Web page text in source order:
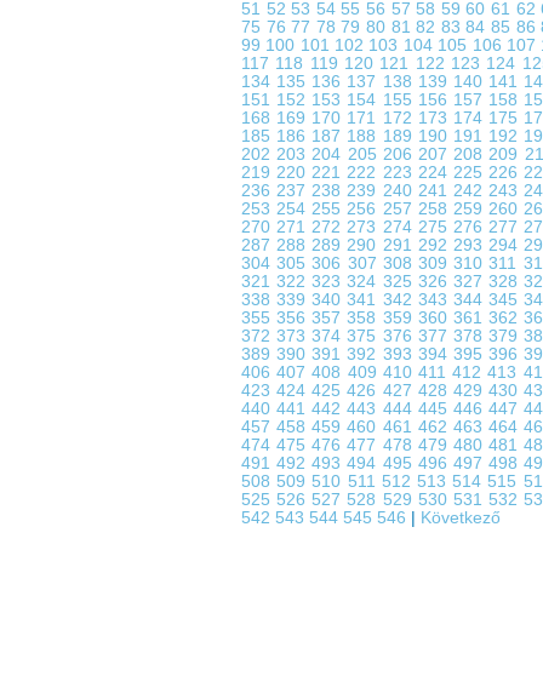
51 52 53 54 55 56 57 58 596061 62
75 7677 787980 8182 838485 86
99 100 101 102 103 104 105 106 107
117 118 119 120 121 122 123 124
134 135 136 137 138 139 140 141
151 152 153 154 155 156 157 158
168 169 170 171 172 173 174 175
185 186 187 188 189 190 191 192
202203204 205 206 207208209
219220221222 223 224 225 226
236237238239 240 241 242 243
253254255256 257 258 259 260
270271272273 274 275 276 277
287288289290 291 292 293 294
304305306 307 308 309310311
321322323324 325 326 327 328
338339340341 342 343 344 345
355356357358 359 360 361 362
372373374375 376 377 378 379
389390391392 393 394 395 396
406407408 409 410 411412413
423424425426 427 428 429 430
440441442443 444 445 446 447
457458459460 461 462 463 464
474475476477 478 479 480 481
491492493494 495 496 497 498
508 509 510 511 512 513 514 515
525 526 527 528 529 530 531 532
542 543 544 545 546 Következő